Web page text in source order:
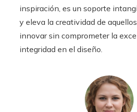
inspiración, es un soporte
y eleva la creatividad de
innovar sin comprometer la
integridad en el diseño.